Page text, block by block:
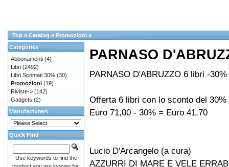
Top » Catalog » Promozioni »
PARNASO
PARNASO D'ABRUZZO 6 libri -30%
Offerta 6 libri con lo sconto del 30%
Euro 71,00 - 30% = Euro 41,70
Lucio D'Arcangelo (a cura)
AZZURRI DI MARE E VELE
Categories
Abbonamenti (4)
Libri (2492)
Libri Scontati 30% (30)
Promozioni (19)
Riviste-> (142)
Gadgets (2)
Manufacturers
Quick Find
Use keywords to find the